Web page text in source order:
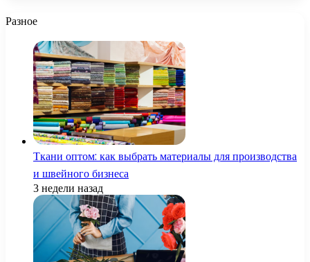
Разное
Ткани оптом: как выбрать материалы для производства
и швейного бизнеса
3 недели назад